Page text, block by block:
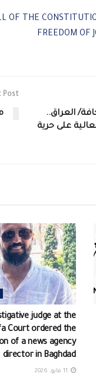
THE
FREEDOM OF
العراق..
على حرية
Post
judge at the
Court ordered the
of a news agency
director in Baghdad